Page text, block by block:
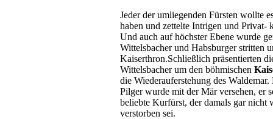
Jeder der umliegenden Fürsten wollte
haben und zettelte Intrigen und Privat-
Und auch auf höchster Ebene wurde
Wittelsbacher und Habsburger stritten
Kaiserthron.Schließlich präsentierten
Wittelsbacher um den böhmischen
die Wiederauferstehung des Waldemar.
Pilger wurde mit der Mär versehen, er
beliebte Kurfürst, der damals gar nicht
verstorben sei.